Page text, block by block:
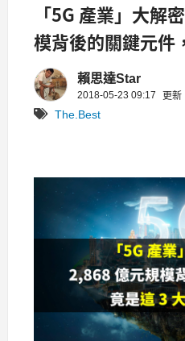
「5G 產業」大解
模背後的關鍵元件
廠 ...
賴思達Star
2018-05-23 09:17 更新
The.Best